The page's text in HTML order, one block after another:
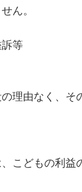
ん。
等
理由なく、そ
こどもの利益